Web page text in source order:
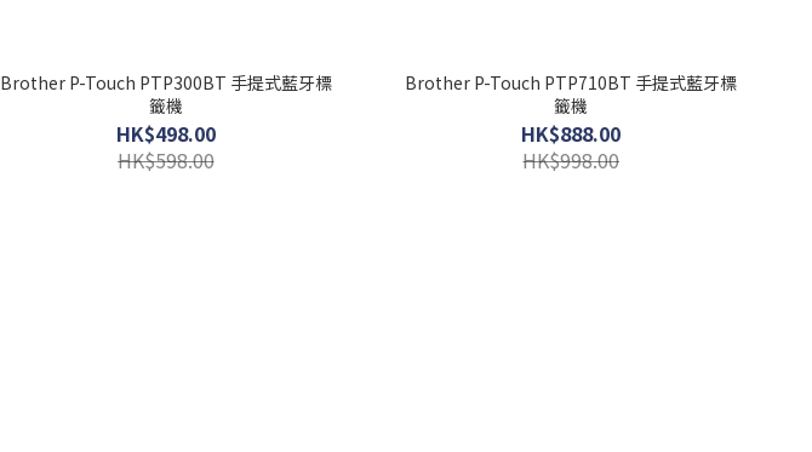
Brother P-Touch PTP300BT 手提式藍牙標
籤機
HK$498.00
HK$598.00
Brother P-Touch PTP710BT 手提式藍牙標
籤機
HK$888.00
HK$998.00